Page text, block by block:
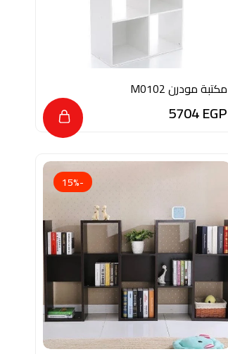
مكتبة مودرن M0102
5704EGP
-15%